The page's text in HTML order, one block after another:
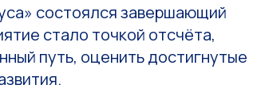
состоялся завершающий
стало точкой отсчёта,
путь, оценить достигнутые